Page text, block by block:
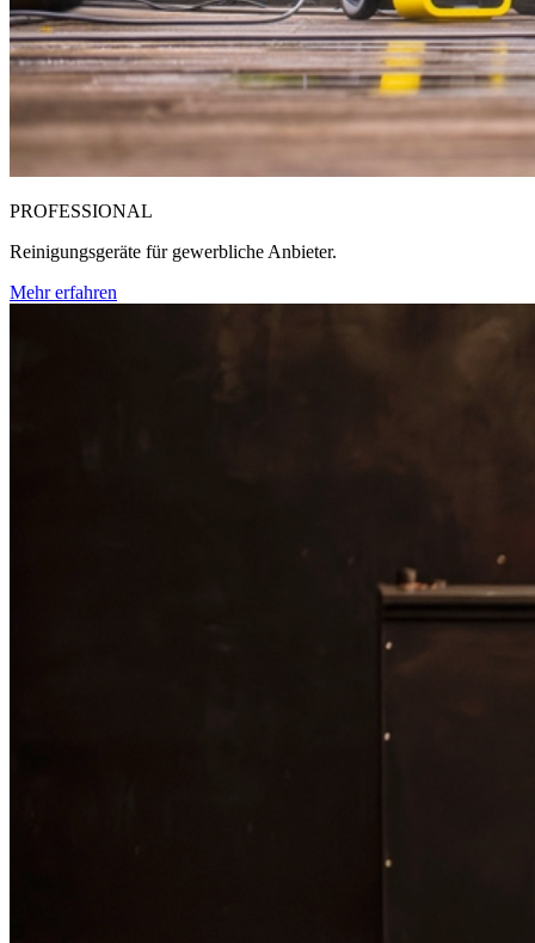
PROFESSIONAL
Reinigungsgeräte für gewerbliche Anbieter.
Mehr erfahren